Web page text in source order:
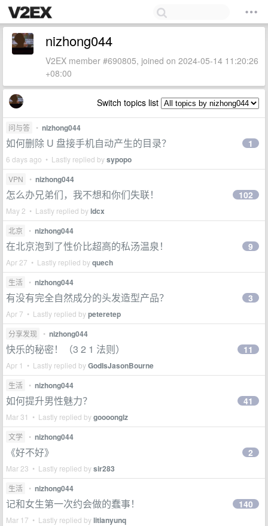
nizhong044
V2EX member #690805, joined on 2024-05-14 11:20:26
+08:00
Switch topics list
问与答 • nizhong044
如何删除 U 盘接手机自动产生的目录？
6 days ago • Lastly replied bysypopo
1
VPN • nizhong044
怎么办兄弟们，我不想和你们失联！
May 2 • Lastly replied byldcx
102
北京 • nizhong044
在北京泡到了性价比超高的私汤温泉！
Apr 27 • Lastly replied byquech
9
生活 • nizhong044
有没有完全自然成分的头发造型产品？
Apr 7 • Lastly replied bypeteretep
3
分享发现 • nizhong044
快乐的秘密！（3 2 1 法则）
Apr 1 • Lastly replied byGodIsJasonBourne
11
生活 • nizhong044
如何提升男性魅力？
Mar 31 • Lastly replied bygoooonglz
41
文学 • nizhong044
《好不好》
Mar 23 • Lastly replied bysir283
2
生活 • nizhong044
记和女生第一次约会做的蠢事！
Mar 17 • Lastly replied bylitianyunq
140